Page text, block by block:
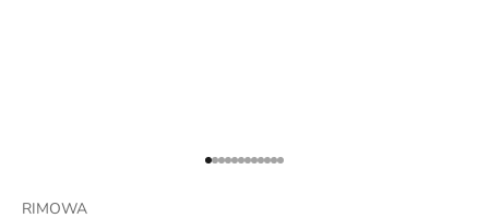
項目に移動する 1
項目に移動する 2
項目に移動する 3
項目に移動する 4
項目に移動する 5
項目に移動する 6
項目に移動する 7
項目に移動する 8
項目に移動する 9
項目に移動する 10
項目に移動する 11
項目に移動する 12
RIMOWA